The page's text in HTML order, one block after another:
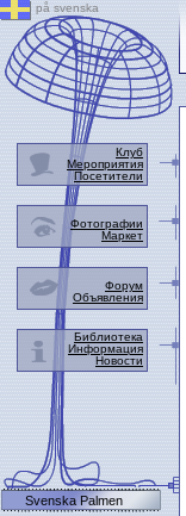
på svenska
Клуб
Мероприятия
Посетители
Фотографии
Маркет
Форум
Объявления
Библиотека
Информация
Новости
Svenska Palmen